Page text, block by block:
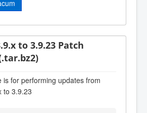
to 3.9.23 Patch
is for performing updates from
to 3.9.23